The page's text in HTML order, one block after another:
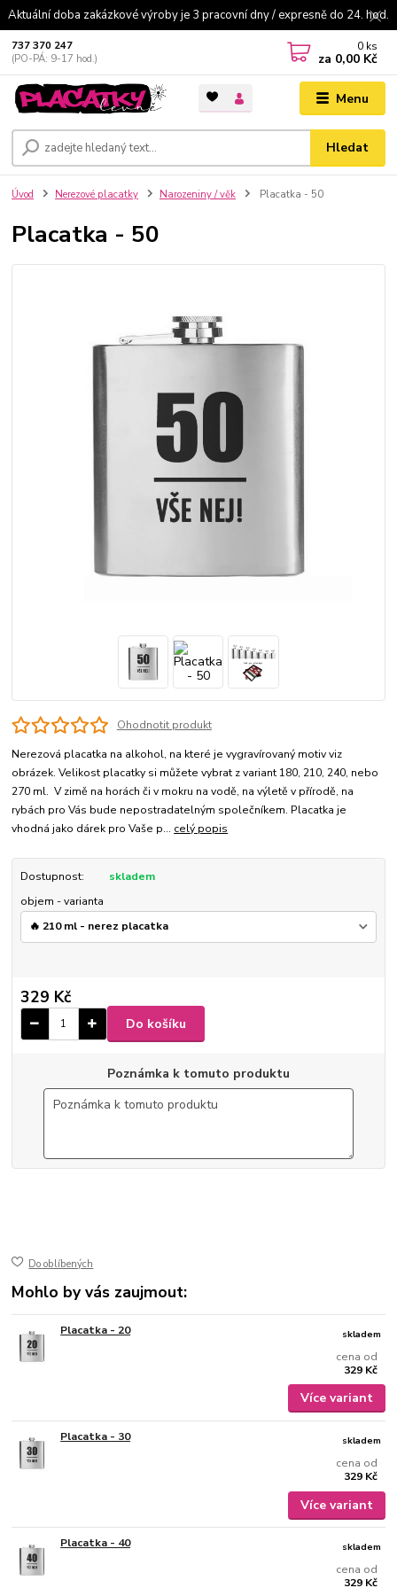
Aktuální doba zakázkové výroby je 3 pracovní dny / expresně do 24. hod.
Menu
Hledat
737 370 247
(PO-PÁ: 9-17 hod.)
0 ks
za 0,00 Kč
Úvod Nerezové placatky Narozeniny / věk Placatka - 50
Placatka - 50
Ohodnotit produkt
Nerezová placatka na alkohol, na které je vygravírovaný motiv viz
obrázek. Velikost placatky si můžete vybrat z variant 180, 210, 240, nebo
270 ml. V zimě na horách či v mokru na vodě, na výletě v přírodě, na
rybách pro Vás bude nepostradatelným společníkem. Placatka je
vhodná jako dárek pro Vaše p... celý popis
Dostupnost:
skladem
objem - varianta
329 Kč
Do košíku
Poznámka k tomuto produktu
Do oblíbených
Mohlo by vás zaujmout:
Placatka - 20
cena od
329 Kč
skladem
Více variant
Placatka - 30
cena od
329 Kč
skladem
Více variant
Placatka - 40
cena od
329 Kč
skladem